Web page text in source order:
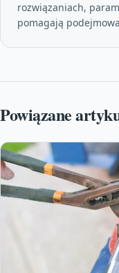
rozwiązaniach,
pomagają
Powiązane